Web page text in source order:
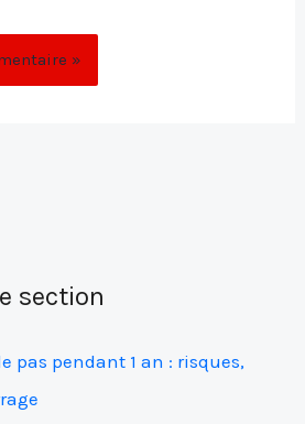
section
pas pendant 1 an : risques,